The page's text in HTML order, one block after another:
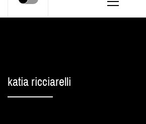
Menu
katia ricciarelli